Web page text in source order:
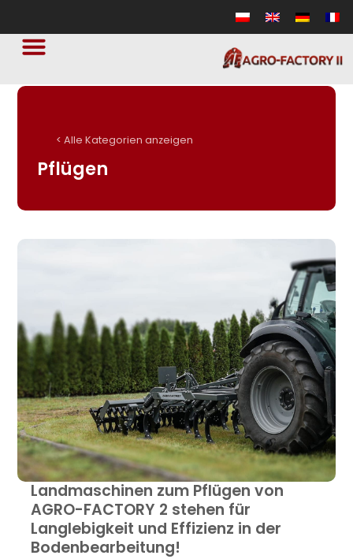
< Alle Kategorien anzeigen
Pflügen
Landmaschinen zum Pflügen von
AGRO-FACTORY 2 stehen für
Langlebigkeit und Effizienz in der
Bodenbearbeitung!